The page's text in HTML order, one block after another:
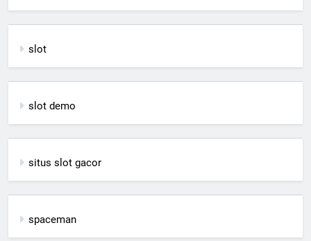
slot
slot demo
situs slot gacor
spaceman